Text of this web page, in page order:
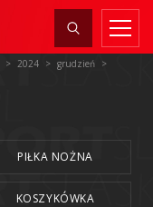
2024
grudzień
PIŁKA NOŻNA
KOSZYKÓWKA